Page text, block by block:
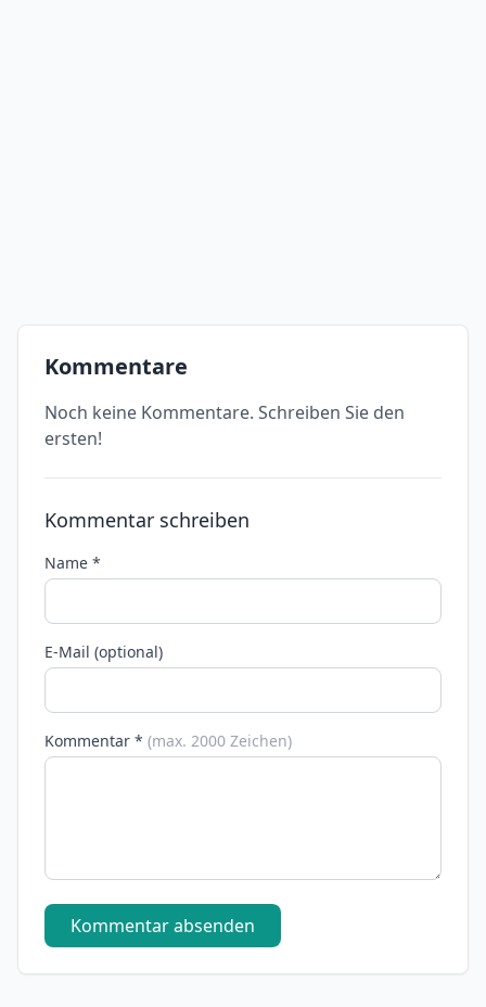
Kommentare
Noch keine Kommentare. Schreiben Sie den
ersten!
Kommentar schreiben
Name *
E-Mail (optional)
Kommentar * (max. 2000 Zeichen)
Kommentar absenden